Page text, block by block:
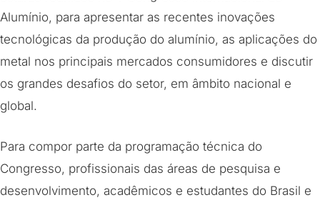
Alumínio, para apresentar as recentes inovações
tecnológicas da produção do alumínio, as aplicações do
metal nos principais mercados consumidores e discutir
os grandes desafios do setor, em âmbito nacional e
global.
Para compor parte da programação técnica do
Congresso, profissionais das áreas de pesquisa e
desenvolvimento, acadêmicos e estudantes do Brasil e